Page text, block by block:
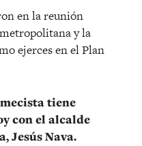
en la reunión
y la
ejerces en el Plan
tiene
con el alcalde
Jesús Nava.